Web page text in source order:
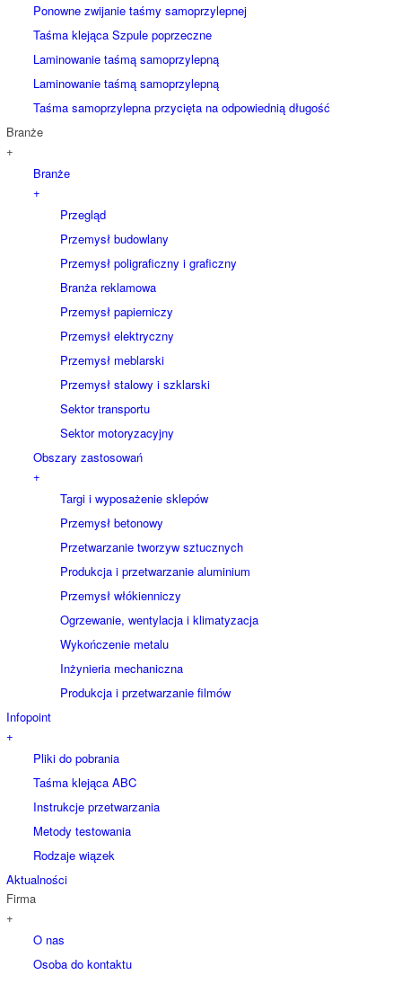
Ponowne zwijanie taśmy samoprzylepnej
Taśma klejąca Szpule poprzeczne
Laminowanie taśmą samoprzylepną
Laminowanie taśmą samoprzylepną
Taśma samoprzylepna przycięta na odpowiednią długość
Branże
+
Branże
+
Przegląd
Przemysł budowlany
Przemysł poligraficzny i graficzny
Branża reklamowa
Przemysł papierniczy
Przemysł elektryczny
Przemysł meblarski
Przemysł stalowy i szklarski
Sektor transportu
Sektor motoryzacyjny
Obszary zastosowań
+
Targi i wyposażenie sklepów
Przemysł betonowy
Przetwarzanie tworzyw sztucznych
Produkcja i przetwarzanie aluminium
Przemysł włókienniczy
Ogrzewanie, wentylacja i klimatyzacja
Wykończenie metalu
Inżynieria mechaniczna
Produkcja i przetwarzanie filmów
Infopoint
+
Pliki do pobrania
Taśma klejąca ABC
Instrukcje przetwarzania
Metody testowania
Rodzaje wiązek
Aktualności
Firma
+
O nas
Osoba do kontaktu